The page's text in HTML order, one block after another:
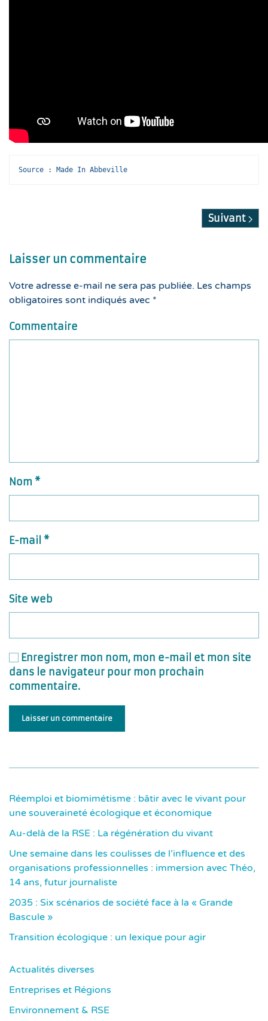
Source : Made In Abbeville
Suivant
Laisser un commentaire
Votre adresse e-mail ne sera pas publiée. Les champs
obligatoires sont indiqués avec *
Commentaire
Nom *
E-mail *
Site web
Enregistrer mon nom, mon e-mail et mon site
dans le navigateur pour mon prochain
commentaire.
Laisser un commentaire
Réemploi et biomimétisme : bâtir avec le vivant pour
une souveraineté écologique et économique
Au-delà de la RSE : La régénération du vivant
Une semaine dans les coulisses de l’influence et des
organisations professionnelles : immersion avec Théo,
14 ans, futur journaliste
2035 : Six scénarios de société face à la « Grande
Bascule »
Transition écologique : un lexique pour agir
Actualités diverses
Entreprises et Régions
Environnement & RSE